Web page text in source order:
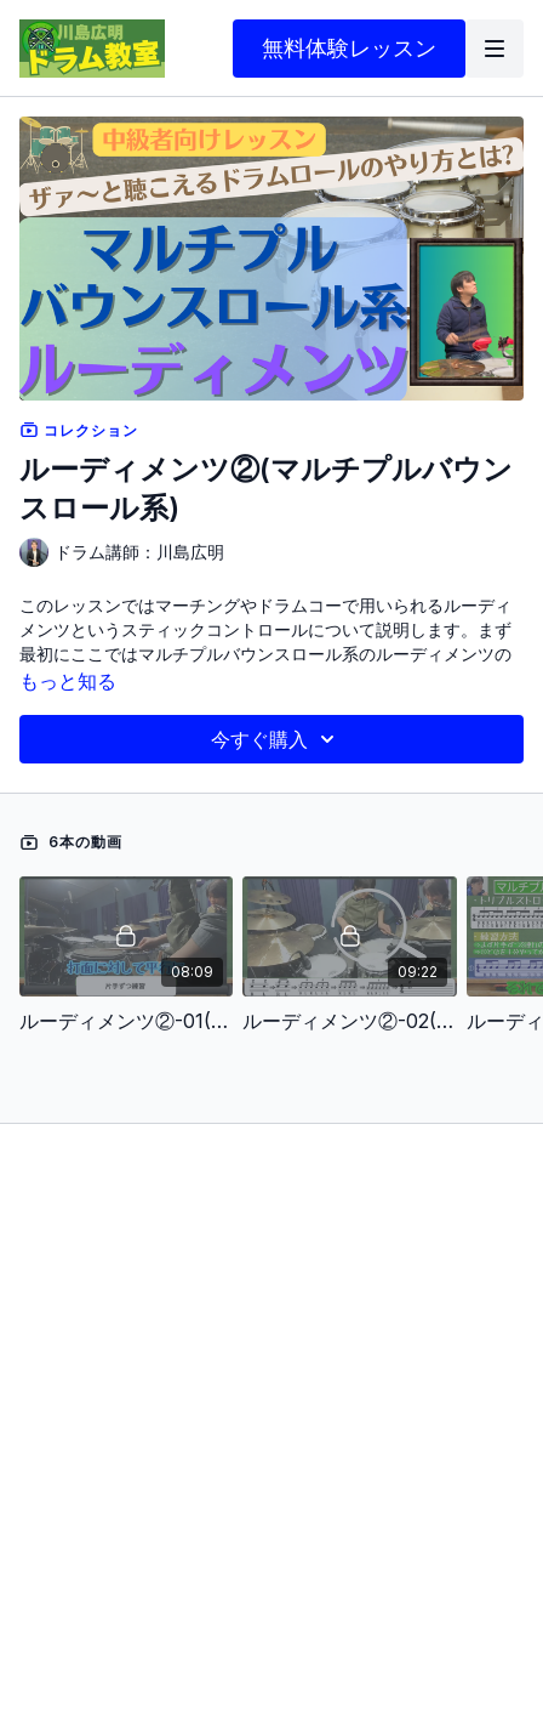
無料体験レッスン
コレクション
ルーディメンツ②(マルチプルバウン
スロール系)
ドラム講師：川島広明
このレッスンではマーチングやドラムコーで用いられるルーディ
メンツというスティックコントロールについて説明します。まず
最初にここではマルチプルバウンスロール系のルーディメンツの
練習をしていきます。マルチプルバウンスロールはスネアドラム
プルストロークと組み合わせて練習する必要があります。また、
プレスロールは音のリバウンド数を増やすためにスティックを力
います。トリプルストロークは右手と左手の3連打を交互に叩くテ
テクニックの習得により、音量やリズムの一定性が向上し、演奏
が向上することが述べられています。練習に際しては、動画や講
師の指導を参考にし、正確なリズムと音量の制御に注力すること
が勧められています。
〜レッスン項目〜
ルーディメンツ②-01(バズロールの片手のみの練習)
もっと知る
今すぐ購入
6本の動画
08:09
ルーディメンツ②-01(バズロールの片手のみの練習)
09:22
ルーディメンツ②-02(バズロールのチェンジアップ)